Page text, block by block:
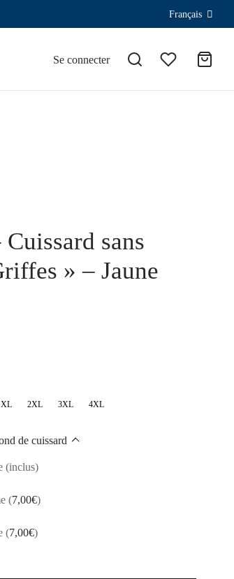
Français
Se connecter
sans
» – Jaune
XL 2XL 3XL 4XL
de cuissard
(inclus)
(7,00€)
(7,00€)